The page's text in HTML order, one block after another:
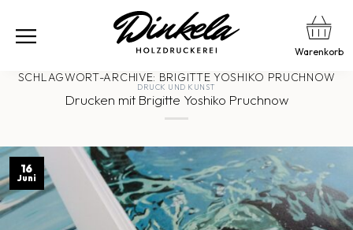
Warenkorb
SCHLAGWORT-ARCHIVE: BRIGITTE YOSHIKO PRUCHNOW
DRUCK UND KUNST
Drucken mit Brigitte Yoshiko Pruchnow
16
Juni